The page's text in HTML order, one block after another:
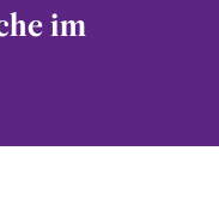
im